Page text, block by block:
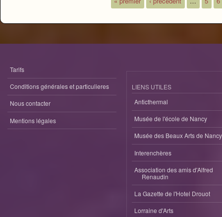
Tarifs
Conditions générales et particulieres
Nous contacter
Mentions légales
LIENS UTILES
Anticthermal
Musée de l'école de Nancy
Musée des Beaux Arts de Nancy
Interenchères
Association des amis d'Alfred
Renaudin
La Gazette de l'Hotel Drouot
Lorraine d'Arts